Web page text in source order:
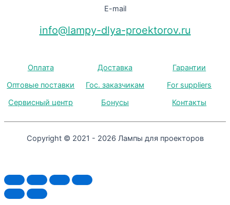
E-mail
info@lampy-dlya-proektorov.ru
Оплата Доставка
Гарантии
Оптовые поставки
Гос. заказчикам
For suppliers
Сервисный центр
Бонусы Контакты
Copyright © 2021 - 2026 Лампы для проекторов